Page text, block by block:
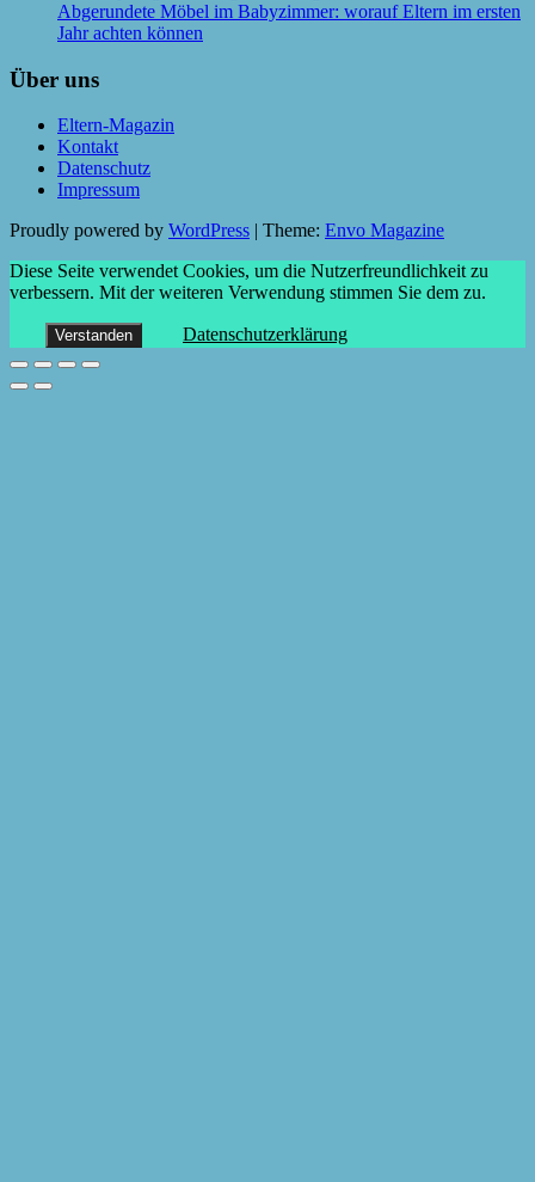
Abgerundete Möbel im Babyzimmer: worauf Eltern im ersten
Jahr achten können
Über uns
Eltern-Magazin
Kontakt
Datenschutz
Impressum
Proudly powered by WordPress Theme: Envo Magazine
Diese Seite verwendet Cookies, um die Nutzerfreundlichkeit zu
verbessern. Mit der weiteren Verwendung stimmen Sie dem zu.
Verstanden Datenschutzerklärung